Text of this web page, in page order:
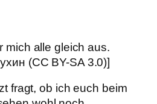
mich alle gleich aus.
(CC BY-SA 3.0)]
fragt, ob ich euch beim